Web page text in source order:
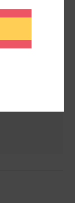
este producto
precio